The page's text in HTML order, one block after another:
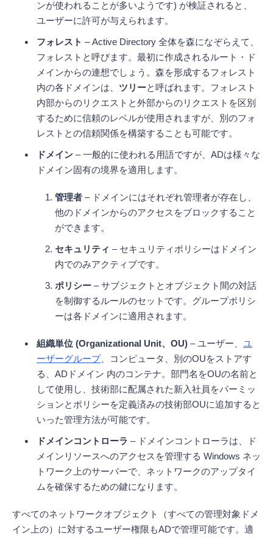
ンが使われることが多いようです) が検証されると、
ユーザーに許可が与えられます。
フォレスト – Active Directory 全体を森になぞらえて、
フォレストと呼びます。最初に作成されるルート・ド
メインからの連想でしょう。森を形成するフォレスト
内の各ドメインは、 ツリーと呼ばれます。フォレスト
内部からのリクエストと外部からのリクエストを区別
するために信頼のレベルが使用されますが、別のフォ
レストとの信頼関係を構築することも可能です。
ドメイン – 一般的に使われる用語ですが、ADは様々な
ドメイン固有の境界を適用します。
管理者 – ドメインにはそれぞれ管理者が存在し、
他のドメインからのアクセスをブロックすること
ができます。
セキュリティ – セキュリティポリシーはドメイン
内でのみアクティブです。
ポリシー – サブジェクトとオブジェクト間の対話
を制御するルールのセットです。グループポリシ
ーは各ドメインに適用されます。
組織単位 (Organizational Unit、OU) – ユーザー、 ユ
ーザーグループ、コンピュータ、別のOUをストアす
る、ADドメイン 内のコンテナ。部門名をOUの名前と
して使用し、技術部に配属された新入社員をパーミッ
ションとポリシーを定義済みの技術部OUに追加すると
いった管理方法が可能です。
ドメインコントローラ – ドメインコントローラは、ド
メインリソースへのアクセスを管理する Windows ネッ
トワーク上のサーバーで、ネットワークのアップタイ
ムを確保するための鍵になります。
すべてのネットワークオブジェクト（すべての管理対象ドメ
イン上の）に対するユーザー権限もADで管理可能です。適